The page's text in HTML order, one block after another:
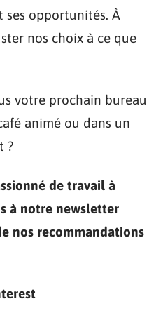
ses opportunités. À
nos choix à ce que
votre prochain bureau
animé ou dans un
?
de travail à
à notre newsletter
nos recommandations